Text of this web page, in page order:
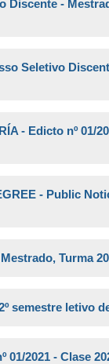
Discente -
Seletivo
- Edicto nº 01/
- Public
Turma
semestre letivo
01/2021 - Clase